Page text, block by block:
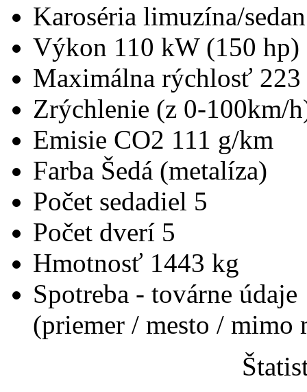
Karoséria limuzína/sedan
Výkon 110 kW (150 hp)
Maximálna rýchlosť
Zrýchlenie (z 0-100km/
Emisie CO2 111 g/km
Farba Šedá (metalíza)
Počet sedadiel 5
Počet dverí 5
Hmotnosť 1443 kg
Spotreba - továrne údaje
(priemer / mesto / mimo